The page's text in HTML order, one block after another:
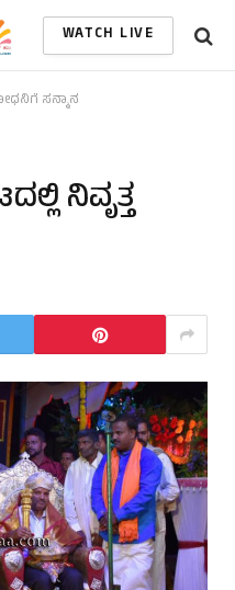
WATCH LIVE
ಸನ್ಮಾನ
ನಿವೃತ್ತ